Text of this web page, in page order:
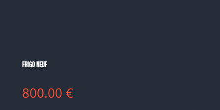
FRIGO NEUF
800.00 €